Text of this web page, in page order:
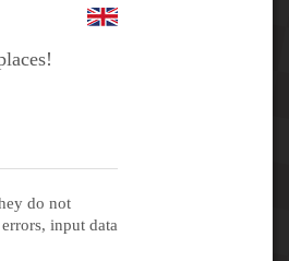
do not
input data